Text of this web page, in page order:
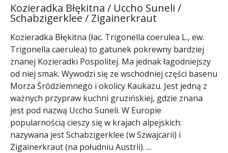
Kozieradka Błękitna / Uccho Suneli /
Schabzigerklee / Zigainerkraut
Kozieradka Błękitna (łac. Trigonella coerulea L., ew.
Trigonella caerulea) to gatunek pokrewny bardziej
znanej Kozieradki Pospolitej. Ma jednak łagodniejszy
od niej smak. Wywodzi się ze wschodniej części basenu
Morza Śródziemnego i okolicy Kaukazu. Jest jedną z
ważnych przypraw kuchni gruzińskiej, gdzie znana
jest pod nazwą Uccho Suneli. W Europie
popularnością cieszy się w krajach alpejskich:
nazywana jest Schabzigerklee (w Szwajcarii) i
Zigainerkraut (na południu Austrii). ...